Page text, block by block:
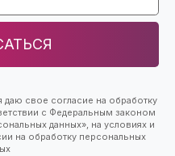
даю свое согласие на обработку
с Федеральным законом
данных», на условиях и
на обработку персональных